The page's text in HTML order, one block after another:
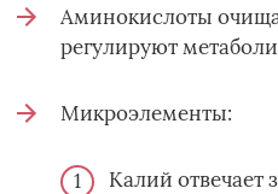
Аминокислоты
регулируют
Микроэлементы:
Калий отвечает